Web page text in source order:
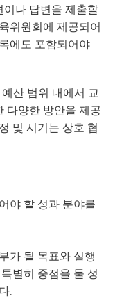
나 답변을 제출할
위원회에 제공되어
에도 포함되어야
산 범위 내에서 교
다양한 방안을 제공
및 시기는 상호 협
야 할 성과 분야를
가 될 목표와 실행
별히 중점을 둘 성
.